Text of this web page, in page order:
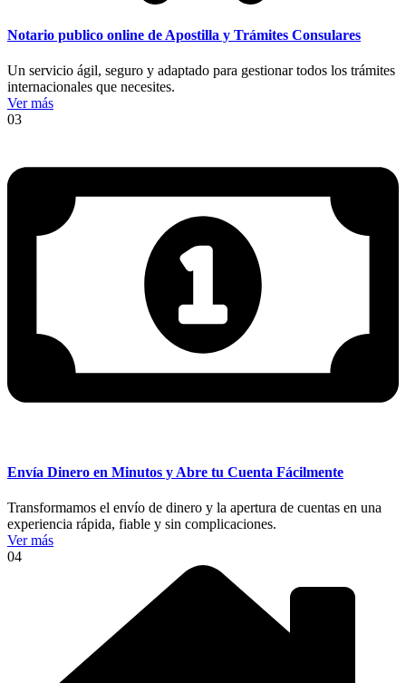
Notario publico online de Apostilla y Trámites Consulares
Un servicio ágil, seguro y adaptado para gestionar todos los trámites
internacionales que necesites.
Ver más
03
Envía Dinero en Minutos y Abre tu Cuenta Fácilmente
Transformamos el envío de dinero y la apertura de cuentas en una
experiencia rápida, fiable y sin complicaciones.
Ver más
04